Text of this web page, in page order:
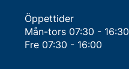
Öppettider
Mån-tors 07:30 - 16:30​
Fre 07:30 - 16:00